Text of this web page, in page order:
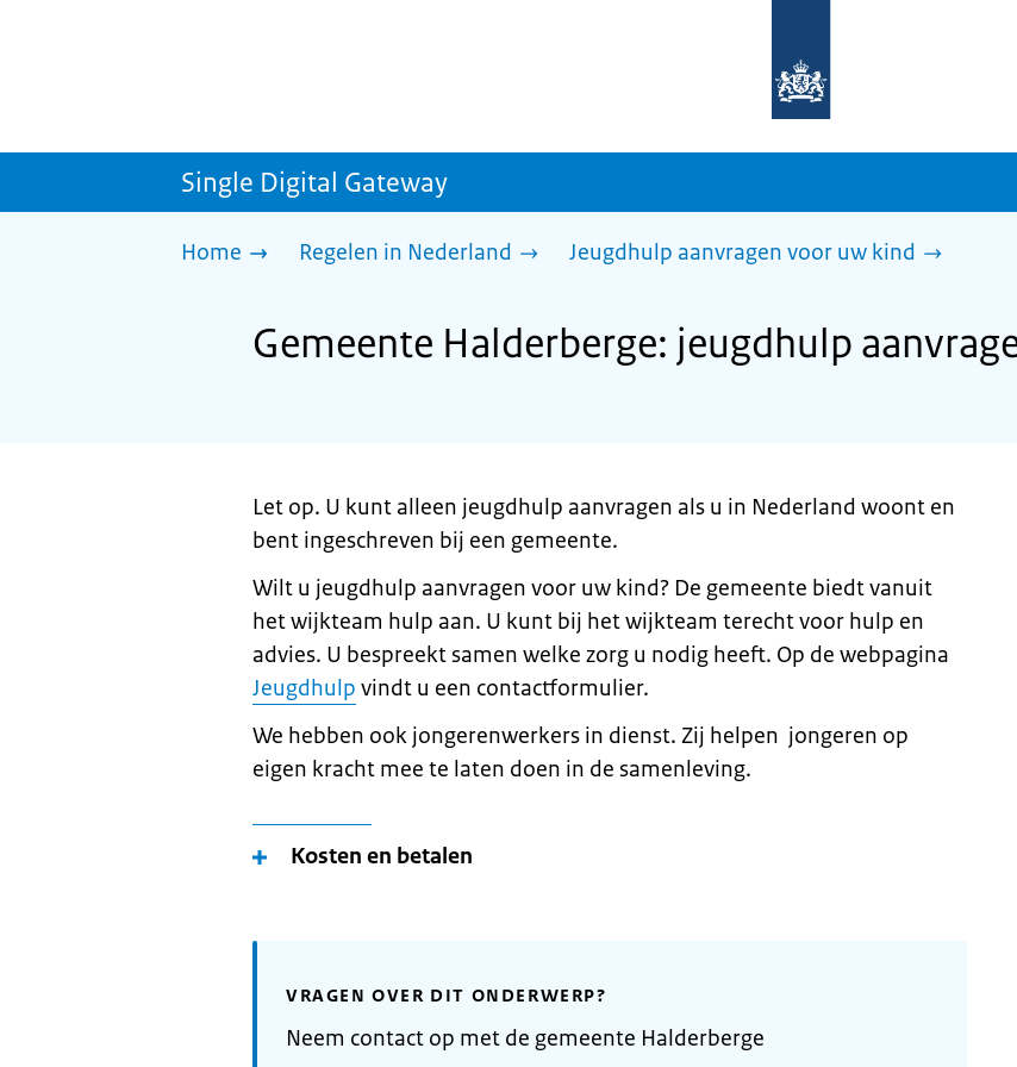
homepage
sdg.rijksoverheid.nl
Single Digital Gateway
Home Regelen in Nederland Jeugdhulp aanvragen voor uw kind
Gemeente Halderberge: jeugdhulp
Let op. U kunt alleen jeugdhulp aanvragen als u in Nederland woont en
bent ingeschreven bij een gemeente.
Wilt u jeugdhulp aanvragen voor uw kind? De gemeente biedt vanuit
het wijkteam hulp aan. U kunt bij het wijkteam terecht voor hulp en
advies. U bespreekt samen welke zorg u nodig heeft. Op de webpagina
Jeugdhulp vindt u een contactformulier.
We hebben ook jongerenwerkers in dienst. Zij helpen jongeren op
eigen kracht mee te laten doen in de samenleving.
Kosten en betalen
VRAGEN OVER DIT ONDERWERP?
Neem contact op met de gemeente Halderberge